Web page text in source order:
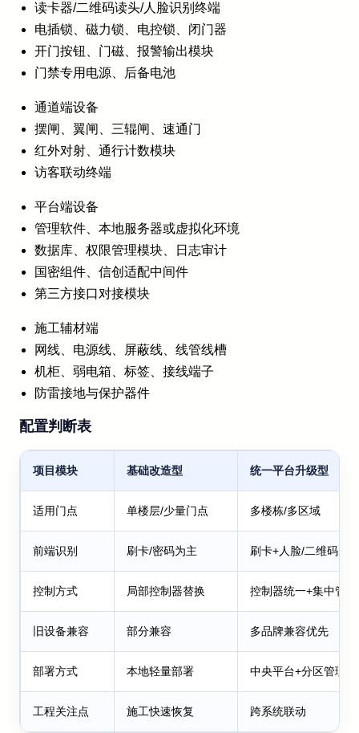
读卡器/二维码读头/人脸识别终端
电插锁、磁力锁、电控锁、闭门器
开门按钮、门磁、报警输出模块
门禁专用电源、后备电池
通道端设备
摆闸、翼闸、三辊闸、速通门
红外对射、通行计数模块
访客联动终端
平台端设备
管理软件、本地服务器或虚拟化环境
数据库、权限管理模块、日志审计
国密组件、信创适配中间件
第三方接口对接模块
施工辅材端
网线、电源线、屏蔽线、线管线槽
机柜、弱电箱、标签、接线端子
防雷接地与保护器件
配置判断表
项目模块 基础改造型 统一平台升级型
适用门点 单楼层/少量门点 多楼栋/多区域
前端识别 刷卡/密码为主 刷卡+人脸/二维码
控制方式 局部控制器替换 控制器统一+集中管理
旧设备兼容 部分兼容 多品牌兼容优先
部署方式 本地轻量部署 中央平台+分区管理
工程关注点 施工快速恢复 跨系统联动